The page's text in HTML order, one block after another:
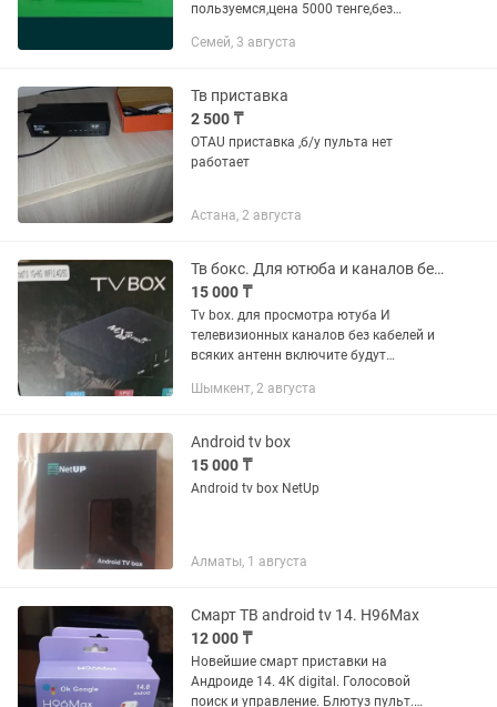
пользуемся,цена 5000 тенге,без
телефон
Семей, 3 августа
Тв приставка
2 500 ₸
OTAU приставка ,б/у пульта нет
работает
Астана, 2 августа
Тв бокс. Для ютюба и каналов без антенн и кабелей
15 000 ₸
Tv box. для просмотра ютуба И
телевизионных каналов без кабелей и
всяких антенн включите будут
городу.
Шымкент, 2 августа
Android tv box
15 000 ₸
Android tv box NetUp
Алматы, 1 августа
Смарт ТВ android tv 14. H96Max
12 000 ₸
Новейшие смарт приставки на
Андроиде 14. 4К digital. Голосовой
поиск и управление. Блютуз пульт.